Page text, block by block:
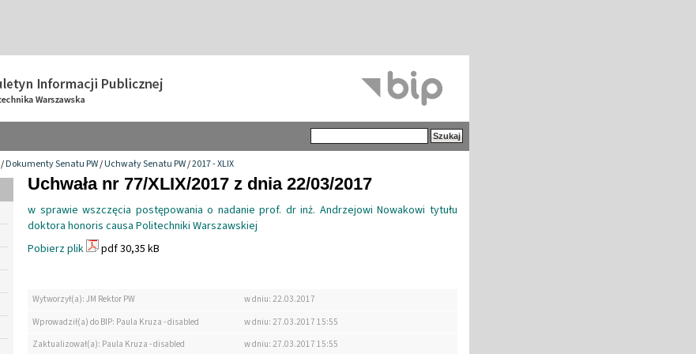
/Dokumenty Senatu PW/Uchwały Senatu PW/2017 - XLIX
Uchwała nr 77/XLIX/2017 z dnia 22/03/2017
w sprawie wszczęcia postępowania o nadanie prof. dr inż. Andrzejowi Nowakowi tytułu
doktora honoris causa Politechniki Warszawskiej
Pobierz plik
pdf 30,35 kB
Wytworzył(a): JM Rektor PW
w dniu: 22.03.2017
Wprowadził(a) do BIP: Paula Kruza - disabled
w dniu: 27.03.2017 15:55
Zaktualizował(a): Paula Kruza - disabled
w dniu: 27.03.2017 15:55